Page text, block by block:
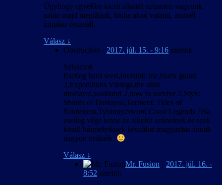
Úgyhogy egyelőre kicsit alkotói szüneten vagyunk,
aztán majd meglátjuk, hátha akad valami, aminél
minden összeáll.
Válasz ↓
Obstruction - 2017. júl. 15. - 9:16 szerint:
Sziasztok
Esetleg hard west,invisible inc,black guard
2,Expeditions Vikings,the sims
mediaval,wastland 2,how to survive 2,Styx:
Shards of Darkness,Torment: Tides of
Numenera,Tyranny,Sword Coast Legends ?Ha
esetleg vége lenne az alkotói szünetnek és ezek
közül bármelyiknek készülne magyaritas annak
nagyon örülnék.
Válasz ↓
Mr. Fusion - 2017. júl. 16. -
8:52 szerint: